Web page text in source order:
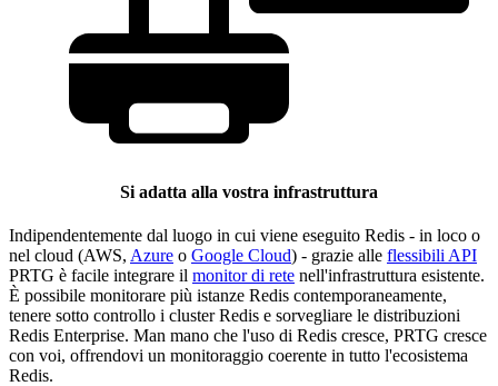
Si adatta alla vostra infrastruttura
Indipendentemente dal luogo in cui viene eseguito Redis - in loco o
nel cloud (AWS, Azure o Google Cloud) - grazie alle flessibili API
PRTG è facile integrare il monitor di rete nell'infrastruttura esistente.
È possibile monitorare più istanze Redis contemporaneamente,
tenere sotto controllo i cluster Redis e sorvegliare le distribuzioni
Redis Enterprise. Man mano che l'uso di Redis cresce, PRTG cresce
con voi, offrendovi un monitoraggio coerente in tutto l'ecosistema
Redis.